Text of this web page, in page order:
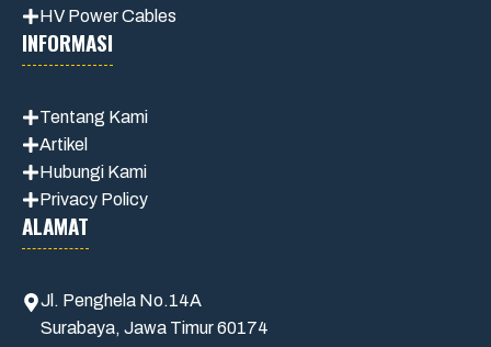
HV Power Cables
INFORMASI
Tentang Kami
Artikel
Hubungi Kami
Privacy Policy
ALAMAT
Jl. Penghela No.14A
Surabaya, Jawa Timur 60174